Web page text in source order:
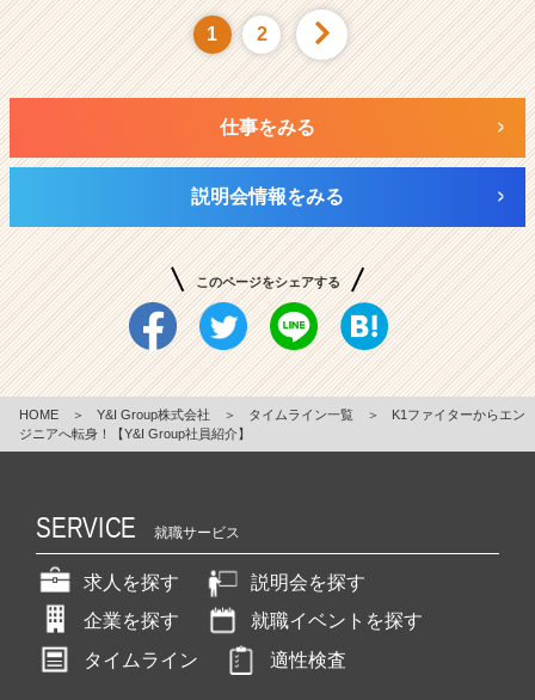
1 2
仕事をみる
説明会情報をみる
このページをシェアする
HOME ＞ Y&I Group株式会社 ＞ タイムライン一覧 ＞
K1ファイターからエン
ジニアへ転身！【Y&I Group社員紹介】
SERVICE 就職サービス
求人を探す
説明会を探す
企業を探す
就職イベントを探す
タイムライン
適性検査